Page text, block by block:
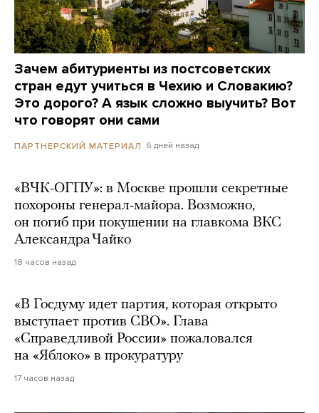
Зачем абитуриенты из постсоветских
стран едут учиться в Чехию и Словакию?
Это дорого? А язык сложно выучить? Вот
что говорят они сами
ПАРТНЕРСКИЙ МАТЕРИАЛ 6 дней назад
«ВЧК-ОГПУ»: в Москве прошли секретные
похороны генерал-майора. Возможно,
он погиб при покушении на главкома ВКС
Александра Чайко
18 часов назад
«В Госдуму идет партия, которая открыто
выступает против СВО». Глава
«Справедливой России» пожаловался
на «Яблоко» в прокуратуру
17 часов назад